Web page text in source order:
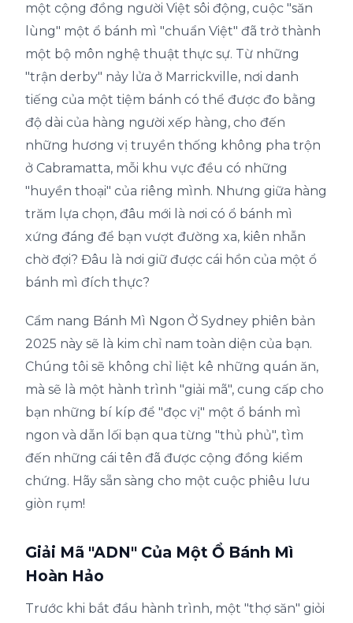
một cộng đồng người Việt sôi động, cuộc "săn
lùng" một ổ bánh mì "chuẩn Việt" đã trở thành
một bộ môn nghệ thuật thực sự. Từ những
"trận derby" nảy lửa ở Marrickville, nơi danh
tiếng của một tiệm bánh có thể được đo bằng
độ dài của hàng người xếp hàng, cho đến
những hương vị truyền thống không pha trộn
ở Cabramatta, mỗi khu vực đều có những
"huyền thoại" của riêng mình. Nhưng giữa hàng
trăm lựa chọn, đâu mới là nơi có ổ bánh mì
xứng đáng để bạn vượt đường xa, kiên nhẫn
chờ đợi? Đâu là nơi giữ được cái hồn của một ổ
bánh mì đích thực?
Cẩm nang Bánh Mì Ngon Ở Sydney phiên bản
2025 này sẽ là kim chỉ nam toàn diện của bạn.
Chúng tôi sẽ không chỉ liệt kê những quán ăn,
mà sẽ là một hành trình "giải mã", cung cấp cho
bạn những bí kíp để "đọc vị" một ổ bánh mì
ngon và dẫn lối bạn qua từng "thủ phủ", tìm
đến những cái tên đã được cộng đồng kiểm
chứng. Hãy sẵn sàng cho một cuộc phiêu lưu
giòn rụm!
Giải Mã "ADN" Của Một Ổ Bánh Mì
Hoàn Hảo
Trước khi bắt đầu hành trình, một "thợ săn" giỏi